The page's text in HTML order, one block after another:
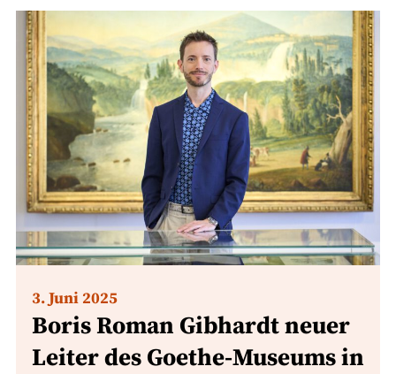
3. Juni 2025
Boris Roman Gibhardt neuer
Leiter des Goethe-Museums in